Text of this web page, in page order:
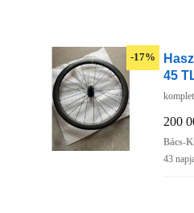
-17%
45
200
Bács-
43